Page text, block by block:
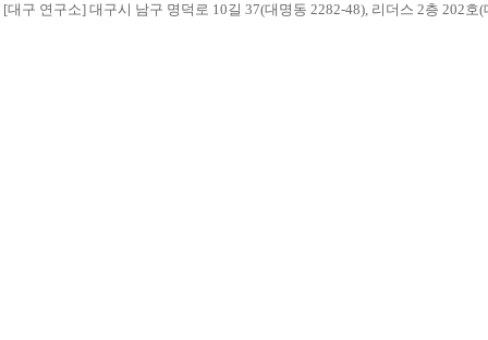
[대구 연구소] 대구시 남구 명덕로 10길 37(대명동 2282-48), 리더스 2층 202호